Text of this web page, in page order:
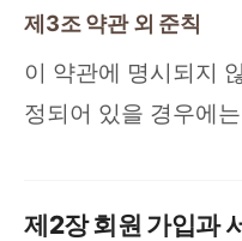
제3조 약관 외 준칙
이 약관에 명시되지
정되어 있을 경우에
제2장 회원 가입과